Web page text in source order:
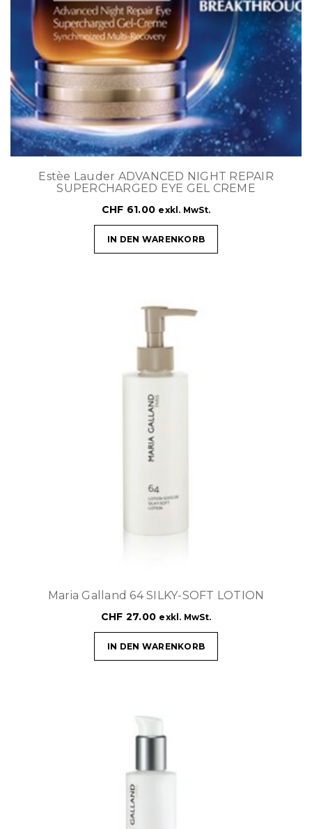
Estèe Lauder ADVANCED NIGHT REPAIR
SUPERCHARGED EYE GEL CREME
CHF 61.00 exkl. MwSt.
IN DEN WARENKORB
Maria Galland 64 SILKY-SOFT LOTION
CHF 27.00 exkl. MwSt.
IN DEN WARENKORB